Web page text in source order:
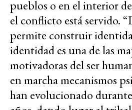
pueblos o en el interior
el conflicto está servido.
permite construir
identidad es una de las
motivadoras del ser
en marcha mecanismos
han evolucionado